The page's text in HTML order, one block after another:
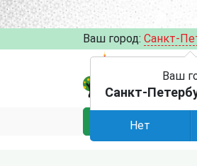
Ваш город: Санкт-
КАТАЛОГ
Ваш
Санкт-
Нет